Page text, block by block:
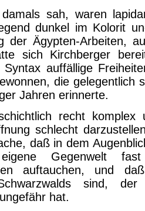
sah, waren
dunkel im Kolorit
der Ägypten-Arbeiten,
sich Kirchberger
Syntax auffällige
die gelegentlich
Jahren erinnerte.
recht komplex
schlecht
daß in dem
Gegenwelt
auftauchen, und
sind,
hat.